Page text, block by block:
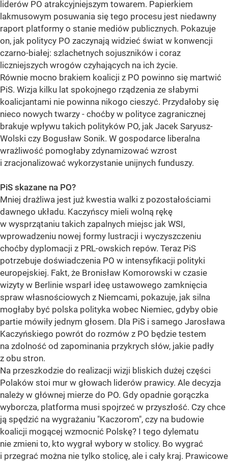
liderów PO atrakcyjniejszym towarem. Papierkiem
lakmusowym posuwania się tego procesu jest niedawny
raport platformy o stanie mediów publicznych. Pokazuje
on, jak politycy PO zaczynają widzieć świat w konwencji
czarno-białej: szlachetnych sojuszników i coraz
liczniejszych wrogów czyhających na ich życie.
Równie mocno brakiem koalicji z PO powinno się martwić
PiS. Wizja kilku lat spokojnego rządzenia ze słabymi
koalicjantami nie powinna nikogo cieszyć. Przydałoby się
nieco nowych twarzy - choćby w polityce zagranicznej
brakuje wpływu takich polityków PO, jak Jacek Saryusz-
Wolski czy Bogusław Sonik. W gospodarce liberalna
wrażliwość pomogłaby zdynamizować wzrost
i zracjonalizować wykorzystanie unijnych funduszy.
PiS skazane na PO?
Mniej drażliwa jest już kwestia walki z pozostałościami
dawnego układu. Kaczyńscy mieli wolną rękę
w wysprzątaniu takich zapalnych miejsc jak WSI,
wprowadzeniu nowej formy lustracji i wyczyszczeniu
choćby dyplomacji z PRL-owskich repów. Teraz PiS
potrzebuje doświadczenia PO w intensyfikacji polityki
europejskiej. Fakt, że Bronisław Komorowski w czasie
wizyty w Berlinie wsparł ideę ustawowego zamknięcia
spraw własnościowych z Niemcami, pokazuje, jak silna
mogłaby być polska polityka wobec Niemiec, gdyby obie
partie mówiły jednym głosem. Dla PiS i samego Jarosława
Kaczyńskiego powrót do rozmów z PO będzie testem
na zdolność od zapominania przykrych słów, jakie padły
z obu stron.
Na przeszkodzie do realizacji wizji bliskich dużej części
Polaków stoi mur w głowach liderów prawicy. Ale decyzja
należy w głównej mierze do PO. Gdy opadnie gorączka
wyborcza, platforma musi spojrzeć w przyszłość. Czy chce
ją spędzić na wygrażaniu "Kaczorom", czy na budowie
koalicji mogącej wzmocnić Polskę? I tego dylematu
nie zmieni to, kto wygrał wybory w stolicy. Bo wygrać
i przegrać można nie tylko stolicę, ale i cały kraj. Prawicowe